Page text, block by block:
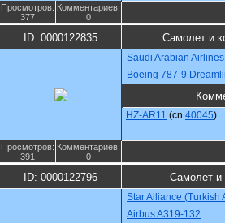
Просмотров:
377
Комментариев:
0
ID: 0000122835 Самолет и
Saudi Arabian Airlines
Boeing 787-9
HZ-AR11 (cn 40045)
Просмотров:
391
Комментариев:
0
ID: 0000122796 Самолет и
Star Alliance (Turkish
Airbus A319-132